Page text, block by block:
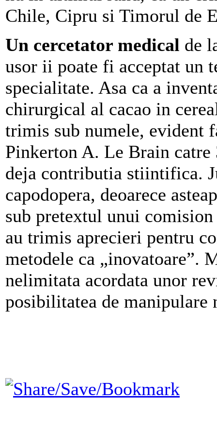
Chile, Cipru si Timorul de
Un cercetator medical de
usor ii poate fi acceptat un
specialitate. Asa ca a
chirurgical al cacao in
trimis sub numele, evident
Pinkerton A. Le Brain catre
deja contributia stiintifica.
capodopera, deoarece
sub pretextul unui
au trimis aprecieri pentru
metodele ca „inovatoare”.
nelimitata acordata unor
posibilitatea de manipulare